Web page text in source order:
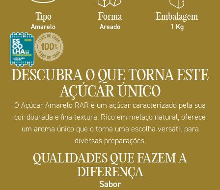
Tipo
Amarelo
Forma
Areado
Embalagem
1 Kg
DESCUBRA O QUE TORNA ESTE
AÇÚCAR ÚNICO
O Açúcar Amarelo RAR é um açúcar caracterizado pela sua
cor dourada e fina textura. Rico em melaço natural, oferece
um aroma único que o torna uma escolha versátil para
diversas preparações.
QUALIDADES QUE FAZEM A
DIFERENÇA
Sabor